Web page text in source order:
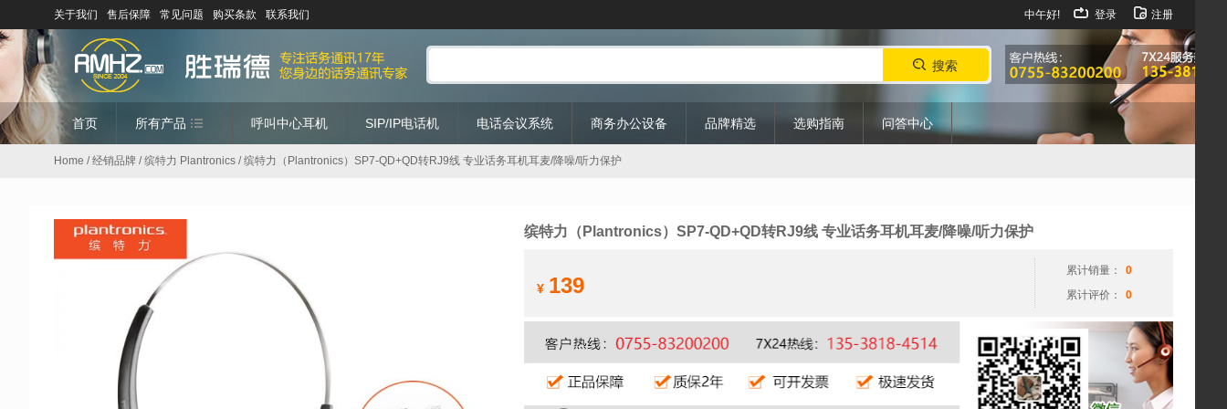
关于我们 售后保障 常见问题 购买条款 联系我们 中午好! 登录 注册
搜索
首页 所有产品 呼叫中心耳机 SIP/IP电话机 电话会议系统 商务办公设备 品牌精选 选购指南 问答中心
Home /经销品牌 /缤特力 Plantronics / 缤特力（Plantronics）SP7-QD+QD转RJ9线 专业话务耳机耳麦/降噪/听力保护
缤特力（Plantronics）SP7-QD+QD转RJ9线 专业话务耳机耳麦/降噪/听力保护
¥ 139
累计销量：
0
累计评价：
0